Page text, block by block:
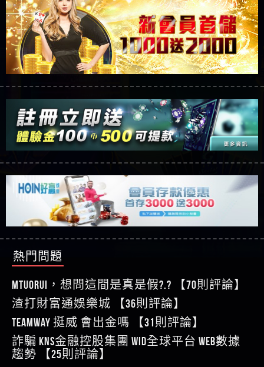
被機台運算專案詐騙的錢怎麼辦 本文教你如何拿
回被騙資金
騙 Hoyabit是真的嗎 被HoyabitHoyabit詐騙的錢怎麼辦
本文教你如何拿回被騙資金
中【免費討回資金賴zg369】KS.M多元化行銷是詐
騙嗎 KS.M多元化行銷是不是詐騙 KS.M多元化行銷是
真的嗎 被KS.M多元化行銷詐騙的錢怎麼辦 本文教
你如何拿回被騙資金
【其他問題】免費追回賴「zg369」深度解析野原
家 Family & Love如何詐騙 野原家 Family & Love是不是詐
騙 野原家 Family & Love是真的嗎 野原家 Family & Love是
詐騙嗎 165多次通報野原家 Family & Love是詐騙平台
請遠離
【其他問題】元盈橋詐騙持續收割國人中【免費
討回資金賴zg369】元盈橋是詐騙嗎 元盈橋是不是
詐騙 元盈橋是真的嗎 被元盈橋詐騙的錢怎麼辦
本文教你如何拿回被騙資金
【其他問題】被騙追回賴【zg369】M.L.Edge利用新
型詐騙手法欺詐群眾 M.L.Edge是真的嗎 M.L.Edge是不
是詐騙 M.L.Edge是詐騙嗎 【M.L.Edge】M.L.Edge無法出
【其他問題】 Robinhood詐騙持續收割國人中【免
費討回資金賴zg369】Robinhood是詐騙嗎 Robinhood是
【其他問題】FLTO詐騙持續收割國人中【免費討回
被騙資金
ALYWS是詐騙嗎 （ALYWS）無法出金 請小心群組暗椿
者免費援助賴zg369）當當詐騙 當當是不是詐騙 當
當是真的嗎 當當是詐騙嗎 六旬老婦深信當當高獲
利回報被騙的家破人亡
【其他問題】用理性數據指路，開啟你的高回報
娛樂之旅
【其他問題】【老玩家不藏私】2025 線上老虎機
這樣挑！RTP、波動率和平台安全的全攻略！
【推薦博弈】這款《ATG 武俠》老虎機真的猛！玩
過才知道什麼叫超過3萬種中獎方式！
【推薦博弈】BNG電子遊戲完整攻略！熱門老虎
51,000倍數玩法攻略，輕鬆稱霸老虎機！
【其他問題】「拆解力智投資詐騙套路緊急追討
賴zg369」力智投資是不是詐騙 力智投資是真的嗎
力智投資是詐騙嗎 南部老翁還在癡迷力智投資高
回報獲利 請不要在匯款
【其他問題】 【遇天盛商行詐騙追回資金賴
zg369】天盛商行詐騙 天盛商行是不是詐騙 天盛商
行是真的嗎 天盛商行是詐騙嗎 被天盛商行詐騙一
招教你拿回
【其他問題】 受害者援助賴【zg369】退休老翁被
大戶e點靈詐騙痛不欲生 大戶e點靈是真的嗎 大戶e
點靈是不是詐騙 大戶e點靈是詐騙嗎 大戶e點靈無
法出金 （大戶e點靈）教你如何規避詐騙陷阱
【其他問題】 弘記投資詐騙持續收割國人中【免
費討回資金賴zg369】弘記投資是詐騙嗎 弘記投資
是不是詐騙 弘記投資是真的嗎 被弘記投資詐騙的
【其他問題】 被騙追回賴【zg369】KnTop利用新型
詐騙手法欺詐群眾 KnTop是真的嗎 KnTop是不是詐騙
的錢一招拿回
【其他問題】機台運算專案詐騙持續收割國人中
機台運算專案是不是詐騙 機台運算專案是真的嗎
被機台運算專案詐騙的錢怎麼辦 本文教你如何拿
回被騙資金
討回資金賴zg369】Hoyabit是詐騙嗎 Hoyabit是不是詐
騙 Hoyabit是真的嗎 被HoyabitHoyabit詐騙的錢怎麼辦
本文教你如何拿回被騙資金
【其他問題】KS.M多元化行銷詐騙持續收割國人
中【免費討回資金賴zg369】KS.M多元化行銷是詐
騙嗎 KS.M多元化行銷是不是詐騙 KS.M多元化行銷是
真的嗎 被KS.M多元化行銷詐騙的錢怎麼辦 本文教
你如何拿回被騙資金
【其他問題】免費追回賴「zg369」深度解析野原
家 Family & Love如何詐騙 野原家 Family & Love是不是詐
騙 野原家 Family & Love是真的嗎 野原家 Family & Love是
詐騙嗎 165多次通報野原家 Family & Love是詐騙平台
請遠離
【其他問題】元盈橋詐騙持續收割國人中【免費
討回資金賴zg369】元盈橋是詐騙嗎 元盈橋是不是
詐騙 元盈橋是真的嗎 被元盈橋詐騙的錢怎麼辦
本文教你如何拿回被騙資金
【其他問題】被騙追回賴【zg369】M.L.Edge利用新
型詐騙手法欺詐群眾 M.L.Edge是真的嗎 M.L.Edge是不
是詐騙 M.L.Edge是詐騙嗎 【M.L.Edge】M.L.Edge無法出
【其他問題】 Robinhood詐騙持續收割國人中【免
費討回資金賴zg369】Robinhood是詐騙嗎 Robinhood是
【其他問題】FLTO詐騙持續收割國人中【免費討回
【林伊依】爛死了拉贏錢直接鎖帳號可以去吃屎
【陳靜茹】推薦小畢，我也是小畢的會員～～
【黃家羭】推推
【AVA娛樂城】還會自己做假對話來毀謗欸哈哈哈
好厲
【陳順堪】黑網不出金
【黃伊珊】不推薦爛公司
【陳順堪】星匯娛樂城出金幾次後贏錢就不給出
金
【陳順堪】黑網出金幾次後贏了就不出金出
【玩運彩】
【asd】唬爛不出金黑網垃圾平台
【蘇俊曄】所以會出金嗎現在也是一樣的狀況
【侯依揚】廢物喔
【傑】推代理真的好相處
【盧鴻傑】請問一下100多萬會出金嗎，有誰可以
回答
【王亞廷】LINE:kK605638
【王亞廷】#免費手遊#錢龍皇ONLINE#http
【傑】真的
【蔡如軒】黑網一個呵呵
【Wei】讚
【沈樂慧】又是九州??爛死了黑網不要玩
【林伊依】爛死了拉贏錢直接鎖帳號可以去吃屎
【陳靜茹】推薦小畢，我也是小畢的會員～～
【黃家羭】推推
【AVA娛樂城】還會自己做假對話來毀謗欸哈哈哈
熱門問題
MTUORUi，想問這間是真是假?.? 【70則評論】
渣打財富通娛樂城 【36則評論】
TEAMWAY 挺威 會出金嗎 【31則評論】
詐騙 kns金融控股集團 WID全球平台 WEB數據
趨勢 【25則評論】